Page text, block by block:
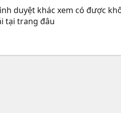
duyệt khác xem có được
tại trang đâu